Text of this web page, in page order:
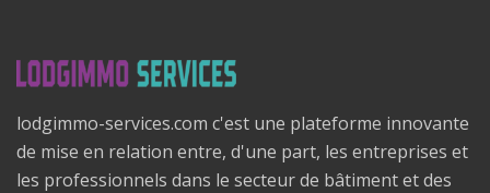
lodgimmo-services.com c'est une plateforme innovante
de mise en relation entre, d'une part, les entreprises et
les professionnels dans le secteur de bâtiment et des